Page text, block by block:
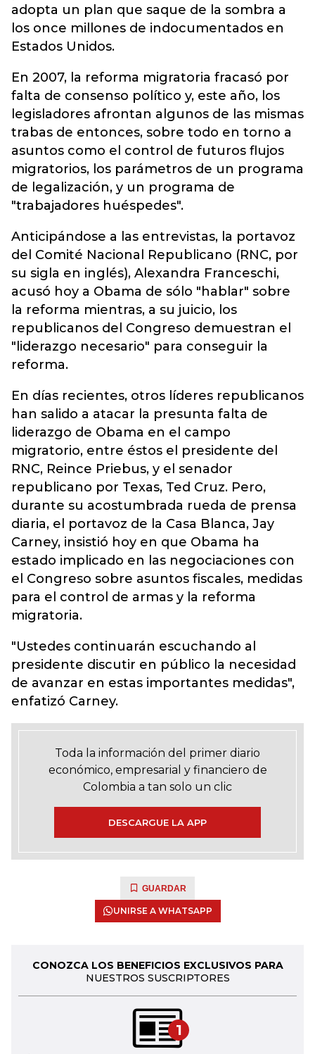
adopta un plan que saque de la sombra a
los once millones de indocumentados en
Estados Unidos.
En 2007, la reforma migratoria fracasó por
falta de consenso político y, este año, los
legisladores afrontan algunos de las mismas
trabas de entonces, sobre todo en torno a
asuntos como el control de futuros flujos
migratorios, los parámetros de un programa
de legalización, y un programa de
"trabajadores huéspedes".
Anticipándose a las entrevistas, la portavoz
del Comité Nacional Republicano (RNC, por
su sigla en inglés), Alexandra Franceschi,
acusó hoy a Obama de sólo "hablar" sobre
la reforma mientras, a su juicio, los
republicanos del Congreso demuestran el
"liderazgo necesario" para conseguir la
reforma.
En días recientes, otros líderes republicanos
han salido a atacar la presunta falta de
liderazgo de Obama en el campo
migratorio, entre éstos el presidente del
RNC, Reince Priebus, y el senador
republicano por Texas, Ted Cruz. Pero,
durante su acostumbrada rueda de prensa
diaria, el portavoz de la Casa Blanca, Jay
Carney, insistió hoy en que Obama ha
estado implicado en las negociaciones con
el Congreso sobre asuntos fiscales, medidas
para el control de armas y la reforma
migratoria.
"Ustedes continuarán escuchando al
presidente discutir en público la necesidad
de avanzar en estas importantes medidas",
enfatizó Carney.
Toda la información del primer diario
económico, empresarial y financiero de
Colombia a tan solo un clic
DESCARGUE LA APP
GUARDAR
UNIRSE A WHATSAPP
CONOZCA LOS BENEFICIOS EXCLUSIVOS PARA
NUESTROS SUSCRIPTORES
1